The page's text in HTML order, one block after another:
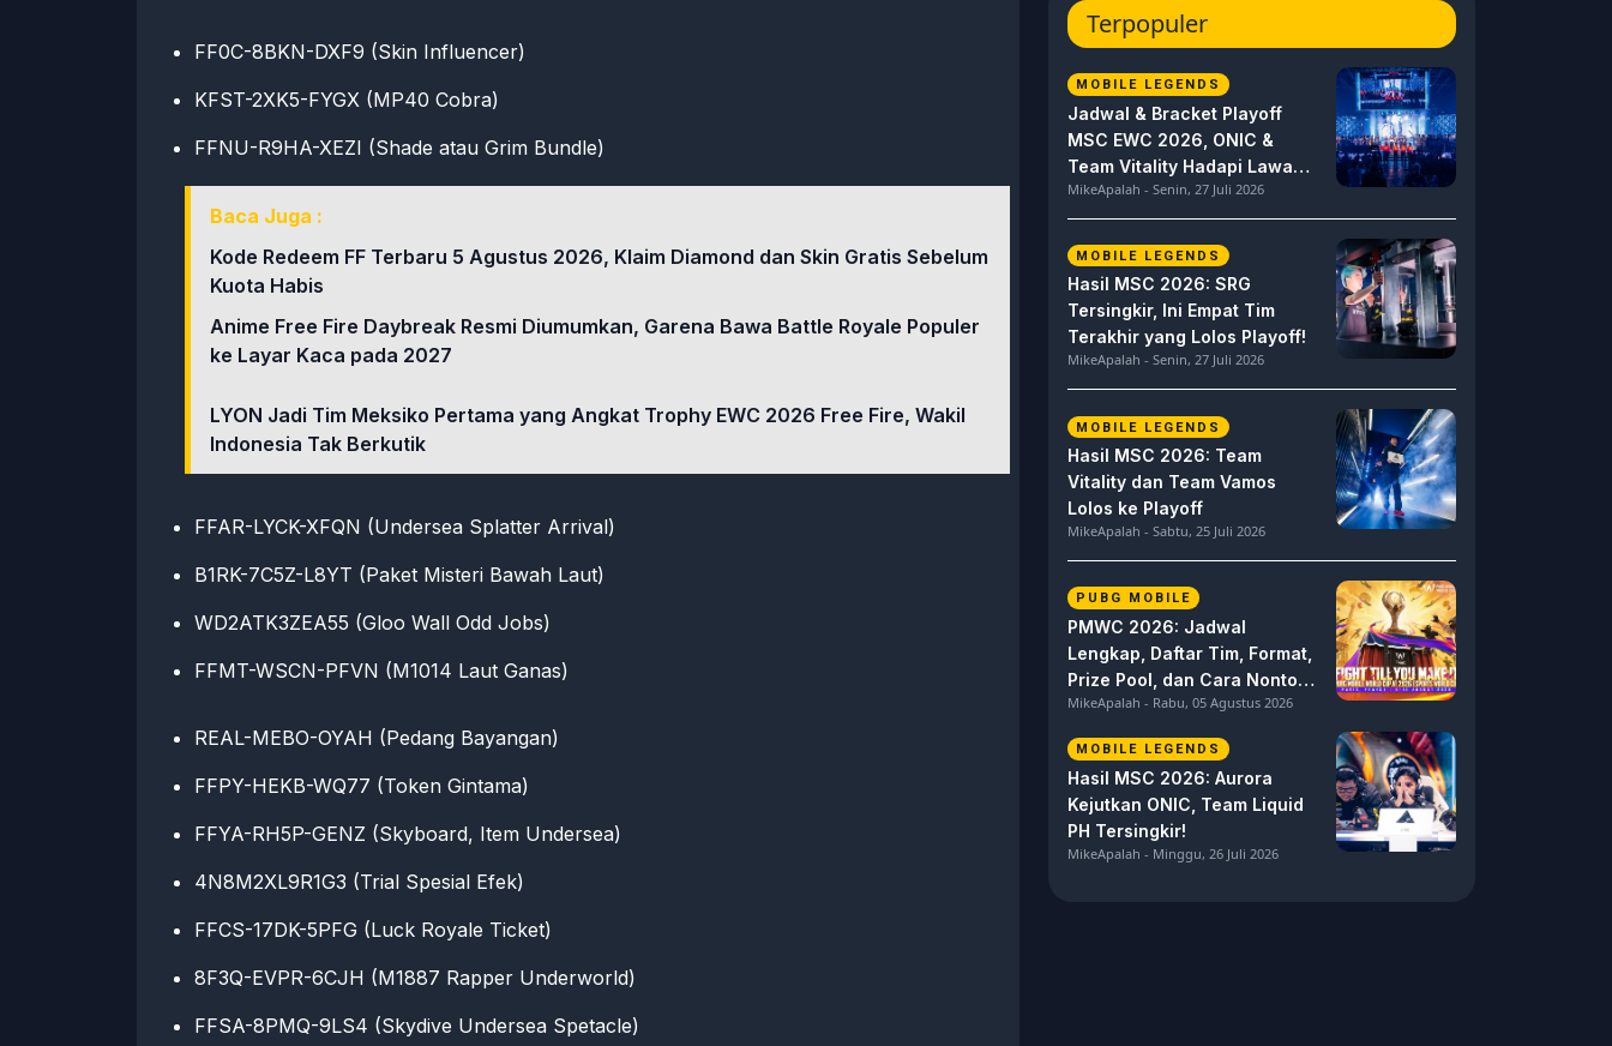
FF0C-8BKN-DXF9 (Skin Influencer)
KFST-2XK5-FYGX (MP40 Cobra)
FFNU-R9HA-XEZI (Shade atau Grim Bundle)
Baca Juga :
Kode Redeem FF Terbaru 5 Agustus 2026, Klaim Diamond dan Skin Gratis Sebelum
Kuota Habis
Anime Free Fire Daybreak Resmi Diumumkan, Garena Bawa Battle Royale Populer
ke Layar Kaca pada 2027
LYON Jadi Tim Meksiko Pertama yang Angkat Trophy EWC 2026 Free Fire, Wakil
Indonesia Tak Berkutik
FFAR-LYCK-XFQN (Undersea Splatter Arrival)
B1RK-7C5Z-L8YT (Paket Misteri Bawah Laut)
WD2ATK3ZEA55 (Gloo Wall Odd Jobs)
FFMT-WSCN-PFVN (M1014 Laut Ganas)
REAL-MEBO-OYAH (Pedang Bayangan)
FFPY-HEKB-WQ77 (Token Gintama)
FFYA-RH5P-GENZ (Skyboard, Item Undersea)
4N8M2XL9R1G3 (Trial Spesial Efek)
FFCS-17DK-5PFG (Luck Royale Ticket)
8F3Q-EVPR-6CJH (M1887 Rapper Underworld)
FFSA-8PMQ-9LS4 (Skydive Undersea Spetacle)
Terpopuler
MOBILE LEGENDS
Jadwal & Bracket Playoff
MSC EWC 2026, ONIC &
Team Vitality Hadapi Lawan
Berat
MikeApalah - Senin, 27 Juli 2026
MOBILE LEGENDS
Hasil MSC 2026: SRG
Tersingkir, Ini Empat Tim
Terakhir yang Lolos Playoff!
MikeApalah - Senin, 27 Juli 2026
MOBILE LEGENDS
Hasil MSC 2026: Team
Vitality dan Team Vamos
Lolos ke Playoff
MikeApalah - Sabtu, 25 Juli 2026
PUBG MOBILE
PMWC 2026: Jadwal
Lengkap, Daftar Tim, Format,
Prize Pool, dan Cara Nonton
PUBG MOBILE World Cup
MikeApalah - Rabu, 05 Agustus 2026
MOBILE LEGENDS
Hasil MSC 2026: Aurora
Kejutkan ONIC, Team Liquid
PH Tersingkir!
MikeApalah - Minggu, 26 Juli 2026